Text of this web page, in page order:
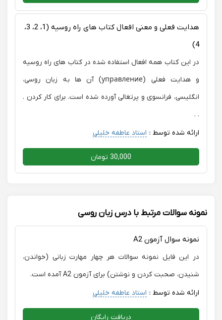
هدایت فعلی و معنی افعال کتاب های راه روسیه (1، 2، 3،
4)
در این کتاب همه افعال استفاده شده در کتاب های راه روسیه
و هدایت فعلی (управление) آن ها به زبان روسی،
انگلیسی، فرانسوی و پرتغالی آورده شده است. برای کار کردن .
. .
ارائه شده توسط : استاد عاطفه خلیلی
30,000 تومان
نمونه سوالات مرتبط با درس زبان روسی
نمونه سوال آزمون A2
در این فایل نمونه سوالات هر چهار مهارت زبانی (خواندن،
شنیدن، صحبت کردن و نوشتن) برای آزمون A2 آمده است.
ارائه شده توسط : استاد عاطفه خلیلی
دریافت رایگان